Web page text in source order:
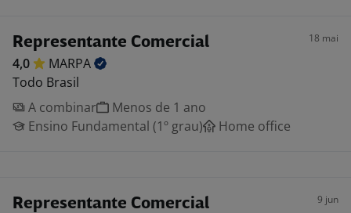
Representante Comercial 18 mai
4,0
MARPA
Todo Brasil
A combinar
Menos de 1 ano
Ensino Fundamental (1º grau)
Home office
Representante Comercial 9 jun